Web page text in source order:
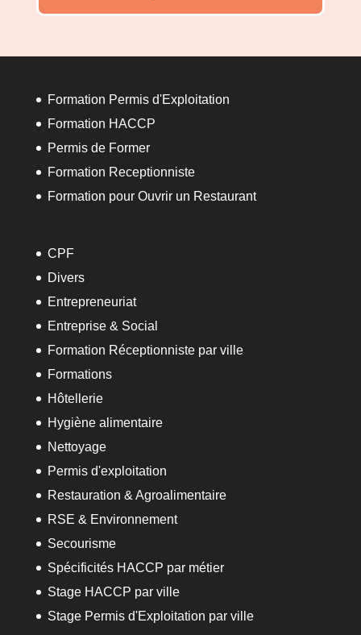
Formation Permis d'Exploitation
Formation HACCP
Permis de Former
Formation Receptionniste
Formation pour Ouvrir un Restaurant
CPF
Divers
Entrepreneuriat
Entreprise & Social
Formation Réceptionniste par ville
Formations
Hôtellerie
Hygiène alimentaire
Nettoyage
Permis d'exploitation
Restauration & Agroalimentaire
RSE & Environnement
Secourisme
Spécificités HACCP par métier
Stage HACCP par ville
Stage Permis d'Exploitation par ville